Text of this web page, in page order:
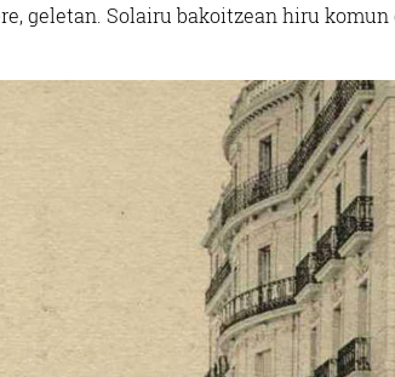
geletan. Solairu bakoitzean hiru